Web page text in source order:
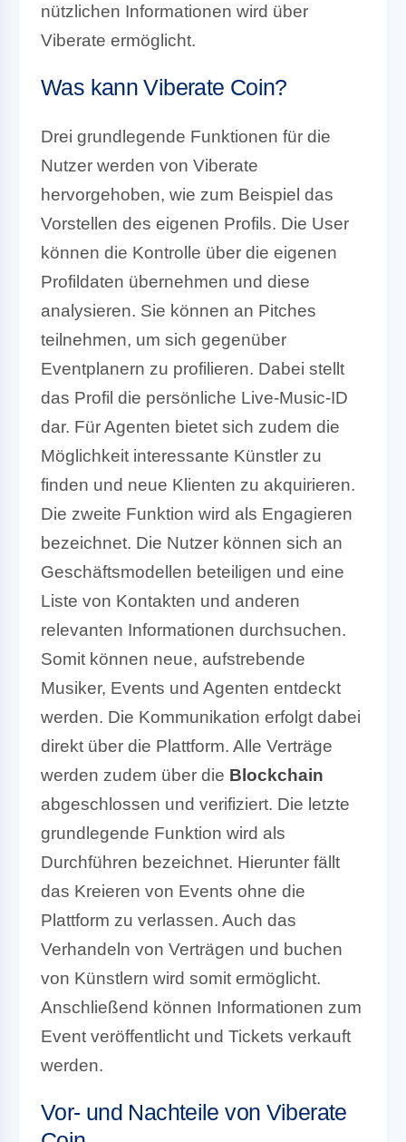
nützlichen Informationen wird über
Viberate ermöglicht.
Was kann Viberate Coin?
Drei grundlegende Funktionen für die
Nutzer werden von Viberate
hervorgehoben, wie zum Beispiel das
Vorstellen des eigenen Profils. Die User
können die Kontrolle über die eigenen
Profildaten übernehmen und diese
analysieren. Sie können an Pitches
teilnehmen, um sich gegenüber
Eventplanern zu profilieren. Dabei stellt
das Profil die persönliche Live-Music-ID
dar. Für Agenten bietet sich zudem die
Möglichkeit interessante Künstler zu
finden und neue Klienten zu akquirieren.
Die zweite Funktion wird als Engagieren
bezeichnet. Die Nutzer können sich an
Geschäftsmodellen beteiligen und eine
Liste von Kontakten und anderen
relevanten Informationen durchsuchen.
Somit können neue, aufstrebende
Musiker, Events und Agenten entdeckt
werden. Die Kommunikation erfolgt dabei
direkt über die Plattform. Alle Verträge
werden zudem über die Blockchain
abgeschlossen und verifiziert. Die letzte
grundlegende Funktion wird als
Durchführen bezeichnet. Hierunter fällt
das Kreieren von Events ohne die
Plattform zu verlassen. Auch das
Verhandeln von Verträgen und buchen
von Künstlern wird somit ermöglicht.
Anschließend können Informationen zum
Event veröffentlicht und Tickets verkauft
werden.
Vor- und Nachteile von Viberate